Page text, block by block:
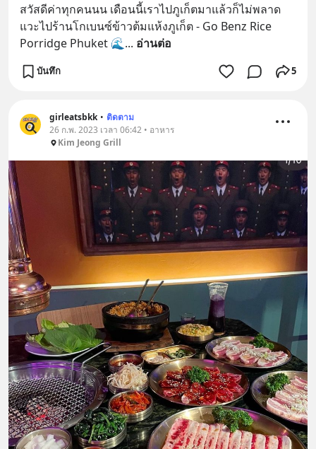
สวัสดีค่าทุกคนนน เดือนนี้เราไปภูเก็ตมาแล้วก็ไม่พลาด
แวะไปร้านโกเบนซ์ข้าวต้มแห้งภูเก็ต - Go Benz Rice
Porridge Phuket 🌊 ... อ่านต่อ
บันทึก 5
girleatsbkk • ติดตาม
26 ก.พ. 2023 เวลา 06:42 • อาหาร
Kim Jeong Grill